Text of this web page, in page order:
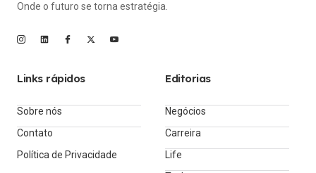
Onde o futuro se torna estratégia.
Links rápidos
Sobre nós
Contato
Política de Privacidade
Editorias
Negócios
Carreira
Life